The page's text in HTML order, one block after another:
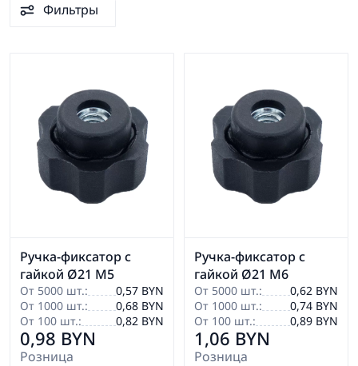
Фильтры
Ручка-фиксатор с
гайкой Ø21 М5
От 5000 шт.:
0,57 BYN
От 1000 шт.:
0,68 BYN
От 100 шт.:
0,82 BYN
0,98 BYN
Розница
Ручка-фиксатор с
гайкой Ø21 М6
От 5000 шт.:
0,62 BYN
От 1000 шт.:
0,74 BYN
От 100 шт.:
0,89 BYN
1,06 BYN
Розница